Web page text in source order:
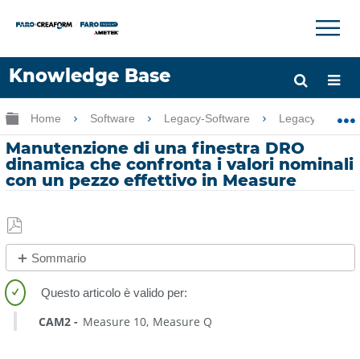
Knowledge Base
Lingua
Chiedere aiuto Accesso
×
Ingrandisci/riduci gerarchia globale
Home Software Legacy-Software Legacy-
Manutenzione di una finestra DRO
dinamica che confronta i valori nominali
con un pezzo effettivo in Measure
Salva
come
PDF
Sommario
No
intestazioni
CAM2 Measure 10 Measure Q